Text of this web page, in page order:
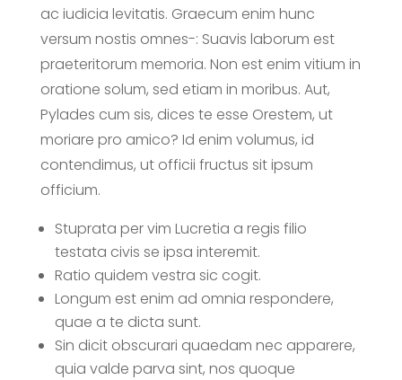
ac iudicia levitatis. Graecum enim hunc
versum nostis omnes-: Suavis laborum est
praeteritorum memoria. Non est enim vitium in
oratione solum, sed etiam in moribus. Aut,
Pylades cum sis, dices te esse Orestem, ut
moriare pro amico? Id enim volumus, id
contendimus, ut officii fructus sit ipsum
officium.
Stuprata per vim Lucretia a regis filio
testata civis se ipsa interemit.
Ratio quidem vestra sic cogit.
Longum est enim ad omnia respondere,
quae a te dicta sunt.
Sin dicit obscurari quaedam nec apparere,
quia valde parva sint, nos quoque